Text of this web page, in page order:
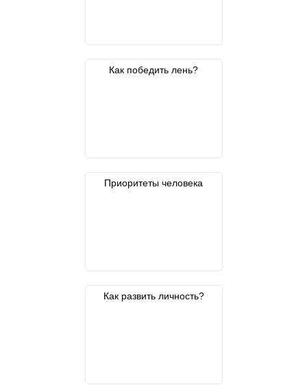
Как победить лень?
Приоритеты человека
Как развить личность?